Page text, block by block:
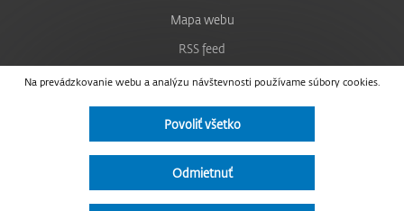
Na prevádzkovanie webu a analýzu návštevnosti používame súbory cookies.
Povoliť všetko
Odmietnuť
Mapa webu
RSS feed
Nastavenie cookies
Facebook
Instagram
Vyhlásenie o prístupnosti